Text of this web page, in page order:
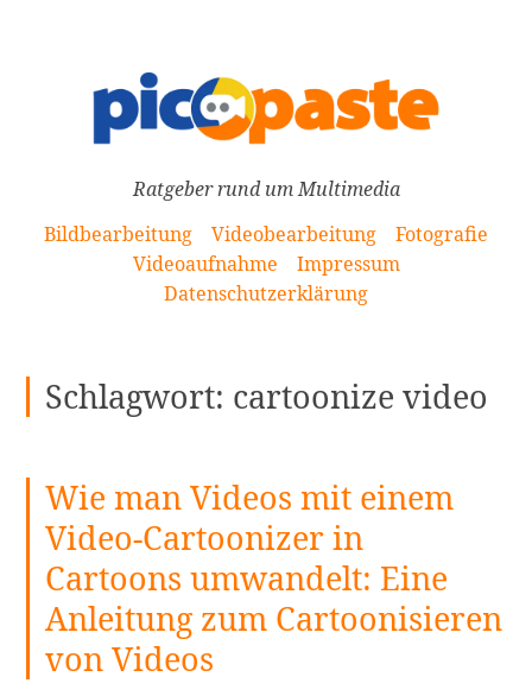
Ratgeber rund um Multimedia
Bildbearbeitung
Videobearbeitung
Fotografie
Videoaufnahme
Impressum
Datenschutzerklärung
Schlagwort: cartoonize video
Wie man Videos mit einem
Video-Cartoonizer in
Cartoons umwandelt: Eine
Anleitung zum Cartoonisieren
von Videos